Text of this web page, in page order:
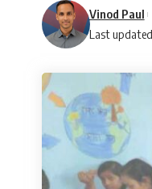
Last
Vinod Paul